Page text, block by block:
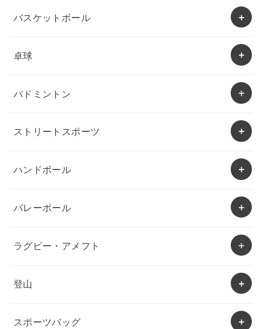
バスケットボール
卓球
バドミントン
ストリートスポーツ
ハンドボール
バレーボール
ラグビー・アメフト
登山
スポーツバッグ